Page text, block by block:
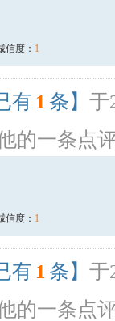
信度： 1
有 1 条】 于
的一条点
信度： 1
有 1 条】 于
的一条点